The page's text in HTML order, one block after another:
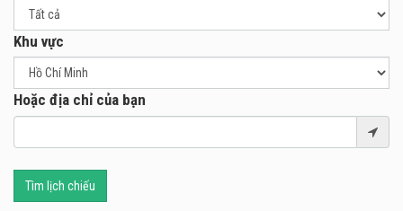
thật đằng sau những vụ tấn công, truy tìm thủ phạm thực
sự và ngăn chặn một cuộc đổ máu quy mô lớn.
Khu vực
Hoặc địa chỉ của bạn
Tìm lịch chiếu